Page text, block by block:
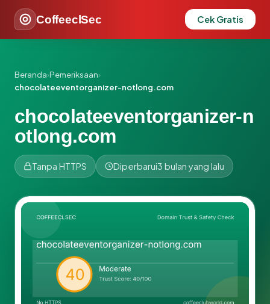
CoffeeclSec Cek Gratis
Beranda›Pemeriksaan›
chocolateeventorganizer-notlong.com
chocolateeventorganizer-n
otlong.com
Tanpa HTTPS Diperbarui3 bulan yang lalu